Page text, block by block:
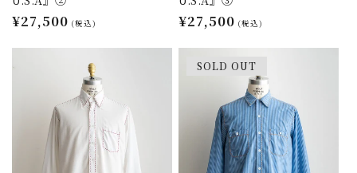
通
¥27,500 (税込)
通
¥27,500 (税込)
SOLD OUT